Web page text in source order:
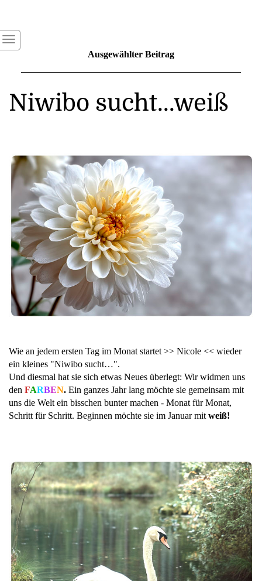
Ausgewählter Beitrag
Niwibo sucht...weiß
Wie an jedem ersten Tag im Monat startet >> Nicole << wieder
ein kleines "Niwibo sucht…".
Und diesmal hat sie sich etwas Neues überlegt: Wir widmen uns
den FARBEN. Ein ganzes Jahr lang möchte sie gemeinsam mit
uns die Welt ein bisschen bunter machen - Monat für Monat,
Schritt für Schritt. Beginnen möchte sie im Januar mit weiß!